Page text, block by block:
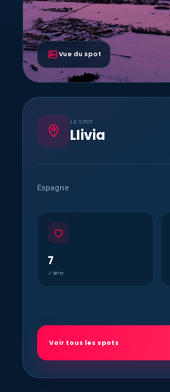
Vue du spot
LE SPOT
Llivia
Espagne
7
J’aime
Voir tous les spots